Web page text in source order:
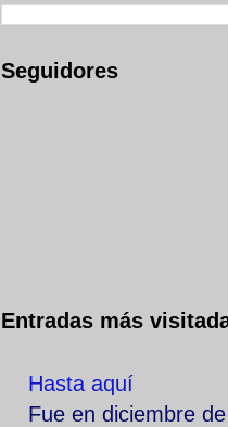
Seguidores
Entradas más
Hasta aquí
Fue en diciembre